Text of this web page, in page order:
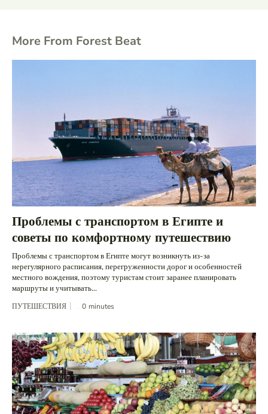
More From Forest Beat
Проблемы с транспортом в Египте и
советы по комфортному путешествию
Проблемы с транспортом в Египте могут возникнуть из-за
нерегулярного расписания, перегруженности дорог и особенностей
местного вождения, поэтому туристам стоит заранее планировать
маршруты и учитывать...
ПУТЕШЕСТВИЯ 0 minutes